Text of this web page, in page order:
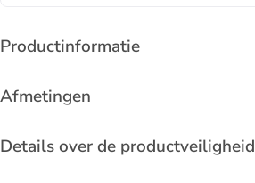
Productinformatie
Afmetingen
Details over de productveiligheid